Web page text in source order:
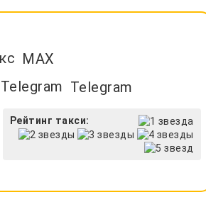
MAX
Telegram
Рейтинг такси: